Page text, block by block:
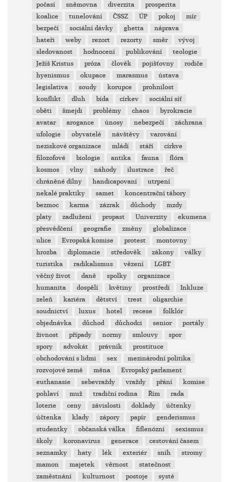
počasí
sněmovna diverzita
prosperita
koalice
tunelování ČSSZ ÚP pokoj
mír
bezpečí
sociální dávky ghetta
náprava
hateři
weby rezort rezorty směr
vývoj
sledovanost
hodnocení publikování
teologie
Ježíš Kristus
próza člověk pojišťovny
rodiče
hyenismus
okupace marasmus
ústava
legislativa
soudy korupce
prohnilost
konflikt
dluh bída církev
sociální síť
oběti
šmejdi problémy chaos
byrokracie
avatar
arogance únosy nebezpečí
záchrana
ufologie
obyvatelé návštěvy
varování
neziskové organizace
mládí stáří
církve
filozofové
biologie antika fauna
flóra
kosmos
vlny náhody ilustrace
řeč
chráněné dílny
handicapovaní
utrpení
nekalé praktiky
samet
koncentrační tábory
bezmoc
karma zázrak důchody
mzdy
platy
zadlužení propast Univerzity
ekumena
přesvědčení
geografie změny
globalizace
ulice
Evropská komise protest
montovny
hrozba
diplomacie středověk zákony
války
turistika
radikalismus vězení
LGBT
věčný život
daně spolky
organizace
humanita
dospělí květiny prostředí
Inkluze
zeleň
kariéra dětství trest
oligarchie
soudnictví
luxus hotel recese
folklór
objednávka
důchod důchodci senior
portály
živnost
případy normy smlouvy
spor
spory
advokát právník
prostituce
obchodování s lidmi
sex
mezinárodní politika
rozvojové země
měna
Evropský parlament
euthanasie
sebevraždy vraždy přání
komise
pohlaví
muž tradiční rodina Řím
rada
loterie
ceny závislosti doklady
účtenky
účtenka
klady zápory papír
genderismus
studentky
občanská válka fiflenózní
sexismus
školy
koronavirus generace
cestování časem
seznamky
haty lék exteriér sníh
stromy
mamon
majetek věrnost
statečnost
zaměstnání
kulturnost postoje systé